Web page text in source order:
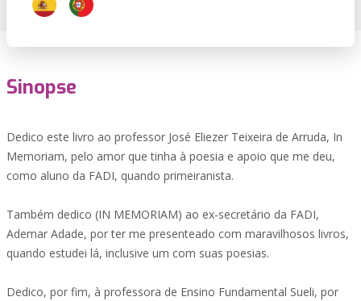
Sinopse
Dedico este livro ao professor José Eliezer Teixeira de Arruda, In
Memoriam, pelo amor que tinha à poesia e apoio que me deu,
como aluno da FADI, quando primeiranista.
Também dedico (IN MEMORIAM) ao ex-secretário da FADI,
Ademar Adade, por ter me presenteado com maravilhosos livros,
quando estudei lá, inclusive um com suas poesias.
Dedico, por fim, à professora de Ensino Fundamental Sueli, por